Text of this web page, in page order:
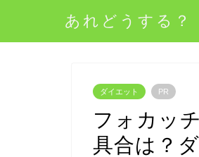
あれどうする？
ダイエット PR
フォカッ
具合は？